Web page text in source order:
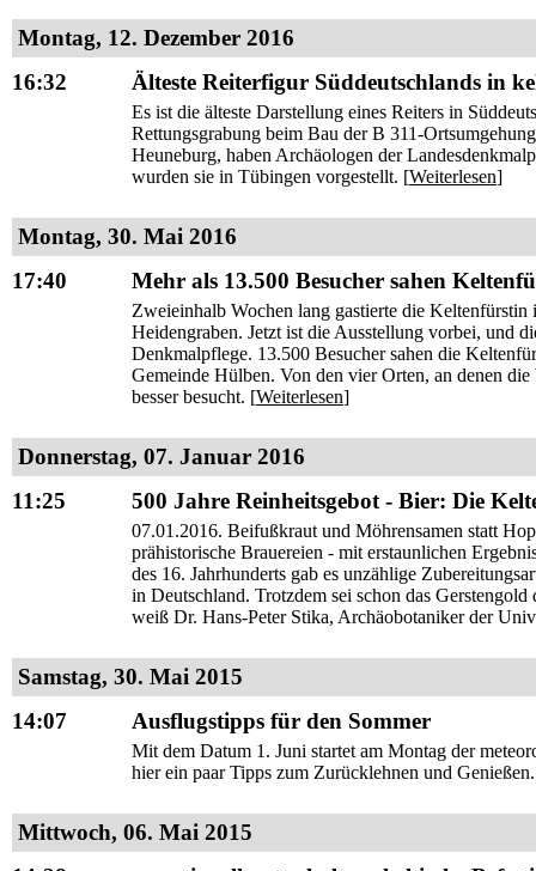
Montag, 12. Dezember 2016
16:32
Älteste Reiterfigur Süddeutschlands in
Es ist die älteste Darstellung eines Reiters in
Rettungsgrabung beim Bau der B 311-
Heuneburg, haben Archäologen der
wurden sie in Tübingen vorgestellt. [Weiterlesen]
Montag, 30. Mai 2016
17:40
Mehr als 13.500 Besucher sahen
Zweieinhalb Wochen lang gastierte die
Heidengraben. Jetzt ist die Ausstellung vorbei, und
Denkmalpflege. 13.500 Besucher sahen die
Gemeinde Hülben. Von den vier Orten, an denen
besser besucht. [Weiterlesen]
Donnerstag, 07. Januar 2016
11:25
500 Jahre Reinheitsgebot - Bier: Die
07.01.2016. Beifußkraut und Möhrensamen statt
prähistorische Brauereien - mit erstaunlichen
des 16. Jahrhunderts gab es unzählige
in Deutschland. Trotzdem sei schon das
weiß Dr. Hans-Peter Stika, Archäobotaniker der
Samstag, 30. Mai 2015
14:07
Ausflugstipps für den Sommer
Mit dem Datum 1. Juni startet am Montag der
hier ein paar Tipps zum Zurücklehnen und
Mittwoch, 06. Mai 2015